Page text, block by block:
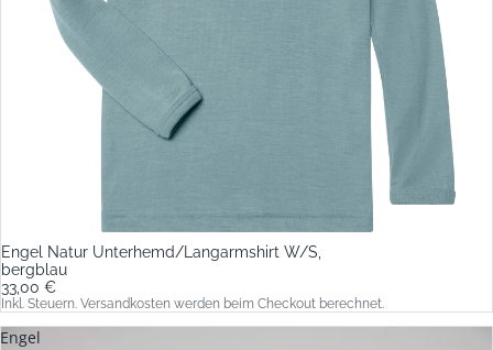
Engel Natur Unterhemd/Langarmshirt W/S,
bergblau
33,00 €
Inkl. Steuern. Versandkosten werden beim Checkout berechnet.
Engel